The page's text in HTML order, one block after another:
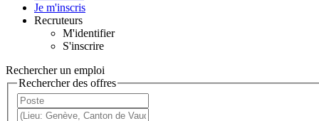
Je m'inscris
Recruteurs
M'identifier
S'inscrire
Rechercher un emploi
Rechercher des offres